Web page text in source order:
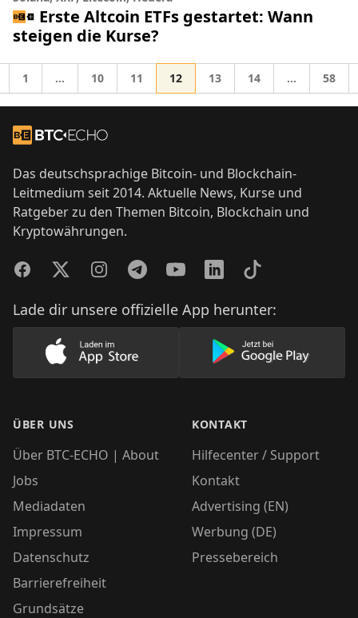
Erste Altcoin ETFs gestartet: Wann
steigen die Kurse?
zu
Gehe zur Seite
1 Zwischenseiten weggelassen
… Gehe zur Seite
10 Gehe zur Seite
11 Gehe zur Seite
12 Gehe zur Seite
13 Gehe zur Seite
14 … Gehe
58
Zur Startseite
Das deutschsprachige Bitcoin- und Blockchain-
Leitmedium seit 2014. Aktuelle News, Kurse und
Ratgeber zu den Themen Bitcoin, Blockchain und
Kryptowährungen.
FacebookTwitterInstagramTelegramYouTubeLinkedInTikTok
Lade dir unsere offizielle App herunter:
Lade unsere App im AppStore herunter
Lade unsere
ÜBER UNS
Über BTC-ECHO | About
Jobs
Mediadaten
Impressum
Datenschutz
Barrierefreiheit
Grundsätze
KONTAKT
Hilfecenter / Support
Kontakt
Advertising (EN)
Werbung (DE)
Pressebereich